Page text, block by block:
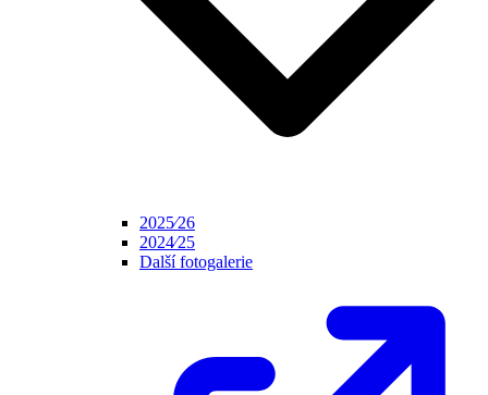
2025⁄26
2024⁄25
Další fotogalerie